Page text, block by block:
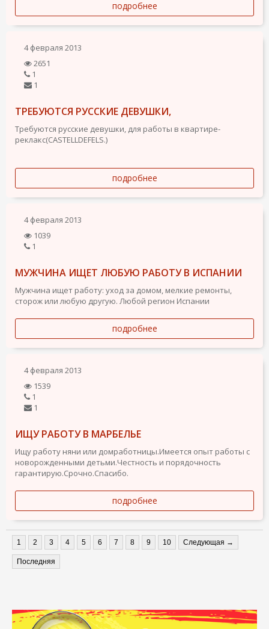
подробнее
4 февраля 2013
2651
1
1
ТРЕБУЮТСЯ РУССКИЕ ДЕВУШКИ,
Требуются русские девушки, для работы в квартире-
реклакс(CASTELLDEFELS.)
подробнее
4 февраля 2013
1039
1
МУЖЧИНА ИЩЕТ ЛЮБУЮ РАБОТУ В ИСПАНИИ
Мужчина ищет работу: уход за домом, мелкие ремонты,
сторож или любую другую. Любой регион Испании
подробнее
4 февраля 2013
1539
1
1
ИЩУ РАБОТУ В МАРБЕЛЬЕ
Ищу работу няни или домработницы.Имеется опыт работы с
новорожденными детьми.Честность и порядочность
гарантирую.Срочно.Спасибо.
подробнее
1 2 3 4 5 6 7 8 9 10 Следующая →
Последняя